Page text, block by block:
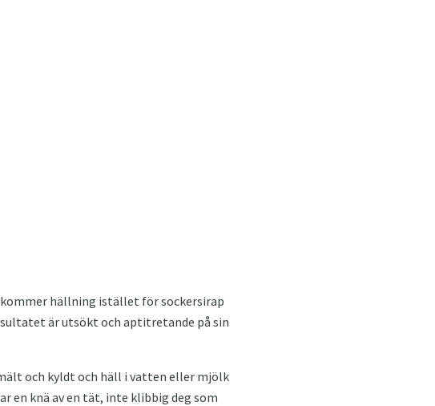
hällning istället för sockersirap
är utsökt och aptitretande på sin
och kyldt och häll i vatten eller mjölk
en knä av en tät, inte klibbig deg som